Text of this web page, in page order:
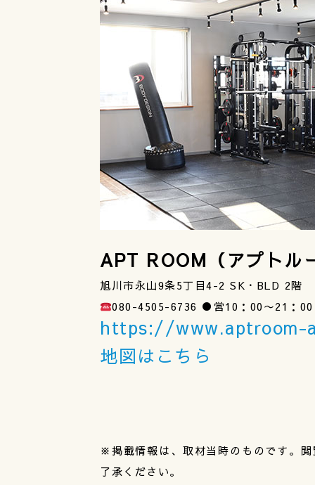
APT ROOM（アプトル
旭川市永山9条5丁目4-2 SK・BLD 2階
080-4505-6736 ●営10：00〜21：
https://www.aptroom-
地図はこちら
※掲載情報は、取材当時のものです。
了承ください。